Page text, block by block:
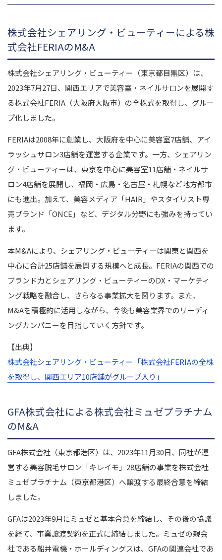
株式会社シェアリング・ビューティーによる株
式会社FERIAのM&A
株式会社シェアリング・ビューティー（東京都目黒区）は、
2023年7月27日、関西エリアで美容室・ネイルサロンを展開す
る株式会社FERIA（大阪府大阪市）の全株式を取得し、グルー
プ化しました。
FERIAは2008年に創業し、大阪府を中心に美容室7店舗、アイ
ラッシュサロン3店舗を運営する企業です。一方、シェアリン
グ・ビューティーは、東京を中心に美容室11店舗・ネイルサ
ロン4店舗を展開し、福岡・広島・名古屋・札幌など地方都市
にも進出。加えて、美容メディア「HAIR」やスタイリスト専
売ブランド「ONCE」など、デジタル分野にも強みを持ってい
ます。
本M&Aにより、シェアリング・ビューティーは関東と関西を
中心に合計25店舗を展開する規模へと成長。FERIAの関西での
ブランド力とシェアリング・ビューティーのDX・マーケティ
ング戦略を融合し、さらなる事業拡大を図ります。また、
M&Aを積極的に活用しながら、今後も美容業界でのリーディ
ングカンパニーを目指していく方針です。
【出典】
株式会社シェアリング・ビューティー「株式会社FERIAの全株
を取得し、関西エリア10店舗がグループ入り」
GFA株式会社による株式会社ミュゼプラチナム
のM&A
GFA株式会社（東京都港区）は、2023年11月30日、同社が運
営する美容脱毛サロン「キレイモ」28店舗の事業を株式会社
ミュゼプラチナム（東京都港区）へ譲渡する最終合意を締結
しました。
GFAは2023年9月にミュゼと基本合意を締結し、その後の協議
を経て、事業譲渡契約を正式に締結しました。ミュゼの親会
社である船井電機・ホールディングスは、GFAの関連会社であ